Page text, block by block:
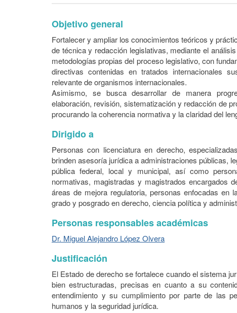
Objetivo general
Fortalecer y ampliar los conocimientos teóricos y
de técnica y redacción legislativas, mediante el
metodologías propias del proceso legislativo, con
directivas contenidas en tratados internacionales
relevante de organismos internacionales.
Asimismo, se busca desarrollar de manera
elaboración, revisión, sistematización y redacción de
procurando la coherencia normativa y la claridad del
Dirigido a
Personas con licenciatura en derecho,
brinden asesoría jurídica a administraciones públicas,
pública federal, local y municipal, así como
normativas, magistradas y magistrados encargados
áreas de mejora regulatoria, personas enfocadas en
grado y posgrado en derecho, ciencia política y
Personas responsables académicas
Dr. Miguel Alejandro López Olvera
Justificación
El Estado de derecho se fortalece cuando el sistema
bien estructuradas, precisas en cuanto a su
entendimiento y su cumplimiento por parte de las
humanos y la seguridad jurídica.